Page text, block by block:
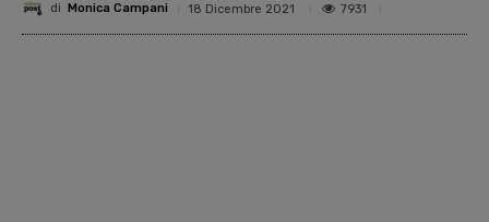
di Monica Campani 18 Dicembre 2021 7931